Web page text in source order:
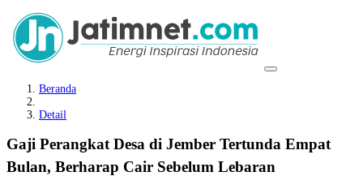
Beranda
Detail
Gaji Perangkat Desa di Jember Tertunda Empat
Bulan, Berharap Cair Sebelum Lebaran